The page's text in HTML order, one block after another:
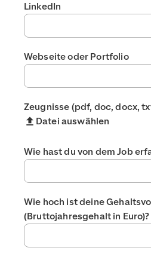
LinkedIn
Webseite oder Portfolio
Zeugnisse (pdf, doc, docx,
Datei auswählen
Wie hast du von dem Job
Wie hoch ist deine
(Bruttojahresgehalt in Euro)?